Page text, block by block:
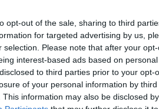
opt-out of the sale, sharing to third
for targeted advertising by us,
selection. Please note that after your
interest-based ads based on
to third parties prior to your
of your personal information by
This information may also be disclosed
ζωή εδώ και τρία
Γλέζου: